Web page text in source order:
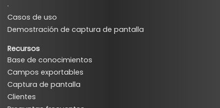
·
Casos de uso
Demostración de captura de pantalla
Recursos
Base de conocimientos
Campos exportables
Captura de pantalla
Clientes